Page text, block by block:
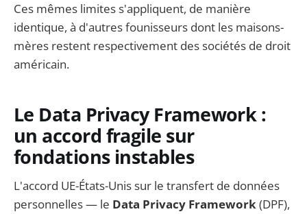
Ces mêmes limites s'appliquent, de manière
identique, à d'autres founisseurs dont les maisons-
mères restent respectivement des sociétés de droit
américain.
Le Data Privacy Framework :
un accord fragile sur
fondations instables
L'accord UE-États-Unis sur le transfert de données
personnelles — le Data Privacy Framework(DPF),